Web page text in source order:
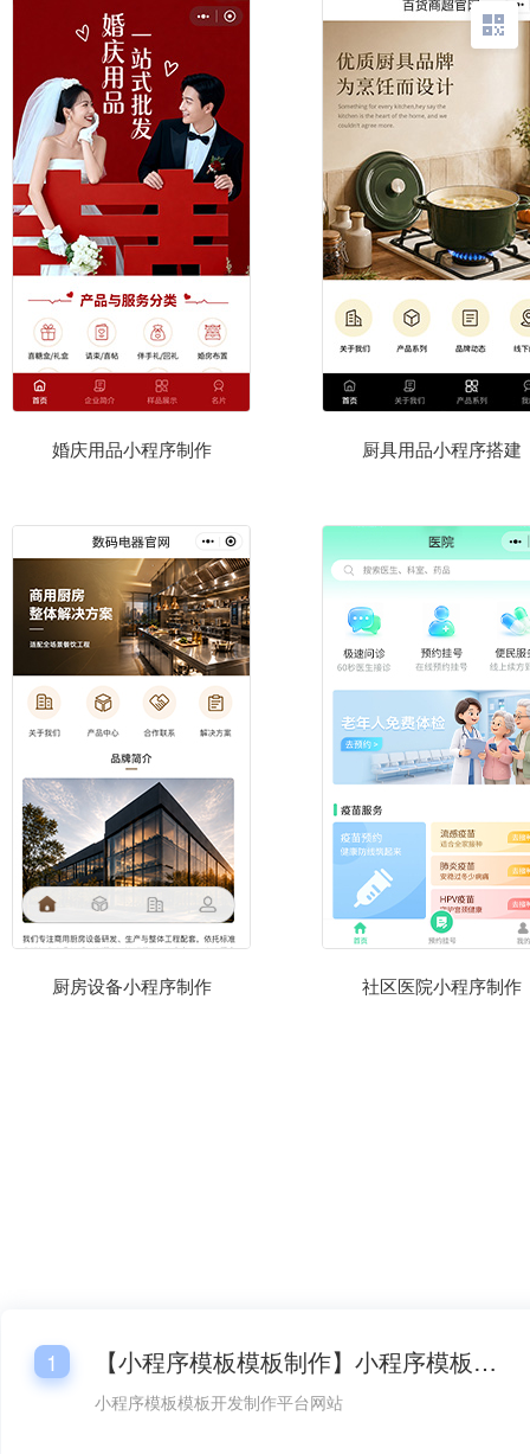
婚庆用品小程序制作 厨具用品小程序搭建
厨房设备小程序制作 社区医院小程序制作
1 【小程序模板模板制作】小程序模板模板开发平台网站
小程序模板模板开发制作平台网站